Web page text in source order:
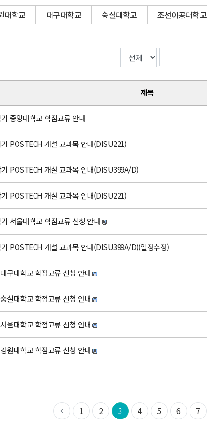
대학교 대구대학교 숭실대학교 조선이공대학교
제목
중앙대학교 학점교류 안내
POSTECH 개설 교과목 안내(DISU221)
기 POSTECH 개설 교과목 안내(DISU399A/D)
POSTECH 개설 교과목 안내(DISU221)
서울대학교 학점교류 신청 안내
POSTECH 개설 교과목 안내(DISU399A/D)(일정수정)
구대학교 학점교류 신청 안내
실대학교 학점교류 신청 안내
울대학교 학점교류 신청 안내
원대학교 학점교류 신청 안내
1 2 3 4 5 6 7